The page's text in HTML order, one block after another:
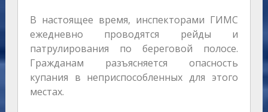
В настоящее время, инспекторами ГИМС
ежедневно проводятся рейды и
патрулирования по береговой полосе.
Гражданам разъясняется опасность
купания в неприспособленных для этого
местах.